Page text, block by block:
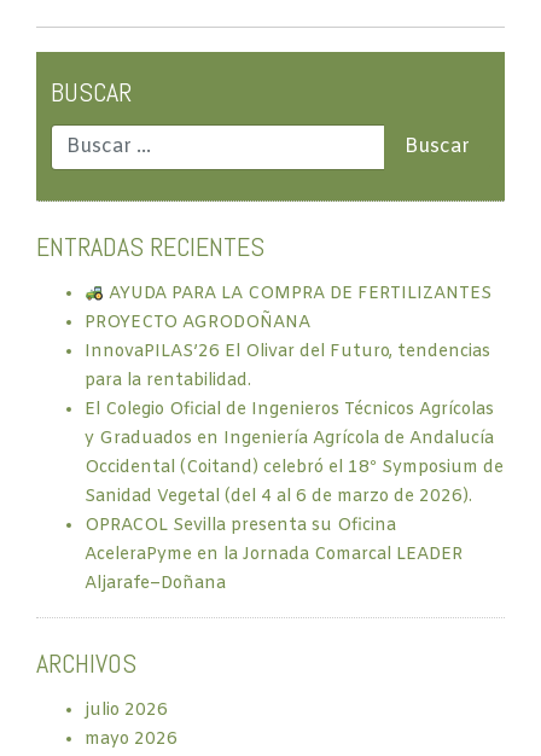
BUSCAR
ENTRADAS RECIENTES
AYUDA PARA LA COMPRA DE FERTILIZANTES
PROYECTO AGRODOÑANA
InnovaPILAS’26 El Olivar del Futuro, tendencias
para la rentabilidad.
El Colegio Oficial de Ingenieros Técnicos Agrícolas
y Graduados en Ingeniería Agrícola de Andalucía
Occidental (Coitand) celebró el 18º Symposium de
Sanidad Vegetal (del 4 al 6 de marzo de 2026).
OPRACOL Sevilla presenta su Oficina
AceleraPyme en la Jornada Comarcal LEADER
Aljarafe–Doñana
ARCHIVOS
julio 2026
mayo 2026